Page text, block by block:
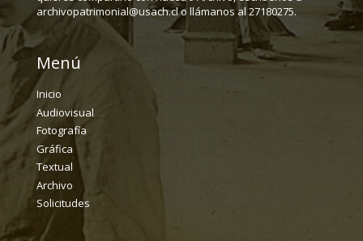
archivopatrimonial@usach.cl o llámanos al 27180275.
Menú
Inicio
Audiovisual
Fotografía
Gráfica
Textual
Archivo
Solicitudes